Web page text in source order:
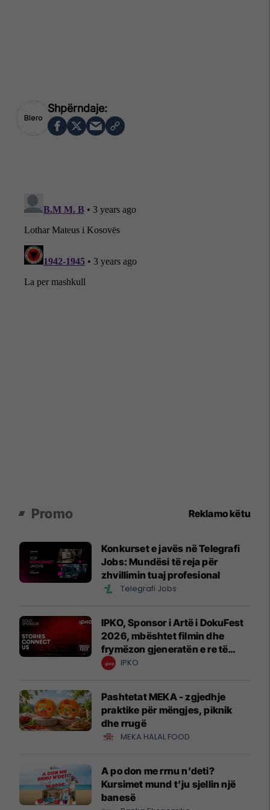
Blero
Promo Reklamo këtu
Konkurset e javës në Telegrafi
Jobs: Mundësi të reja për
zhvillimin tuaj profesional
Telegrafi Jobs
IPKO, Sponsor i Artë i DokuFest
2026, mbështet filmin dhe
frymëzon gjeneratën e re të
krijuesve
IPKO
Pashtetat MEKA - zgjedhje
praktike për mëngjes, piknik
dhe rrugë
MEKA HALAL FOOD
A po don me rrnu n’deti?
Kursimet mund t’ju sjellin një
banesë